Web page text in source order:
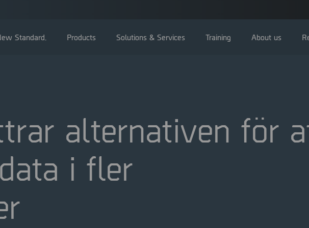
Standard. Products Solutions & Services Training About us
Bolagsstämma
Ledning
alternativen för
i fler